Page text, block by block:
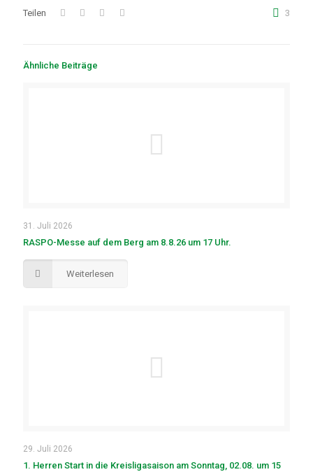
Teilen 3
Ähnliche Beiträge
31. Juli 2026
RASPO-Messe auf dem Berg am 8.8.26 um 17 Uhr.
Weiterlesen
29. Juli 2026
1. Herren Start in die Kreisligasaison am Sonntag, 02.08. um 15